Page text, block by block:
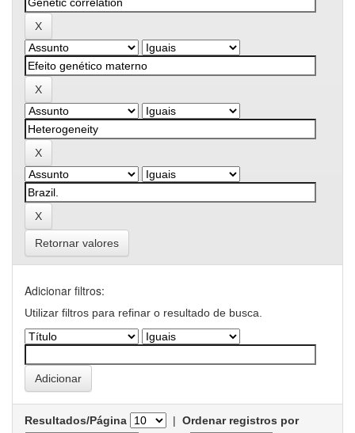
Retornar valores
Adicionar filtros:
Utilizar filtros para refinar o resultado de busca.
Resultados/Página | Ordenar registros por